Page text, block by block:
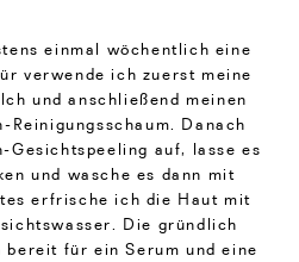
einmal wöchentlich eine
verwende ich zuerst meine
und anschließend meinen
Reinigungsschaum. Danach
Gesichtspeeling auf, lasse es
und wasche es dann mit
erfrische ich die Haut mit
Die gründlich
für ein Serum und eine